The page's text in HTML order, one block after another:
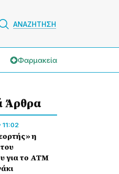
ΑΝΑΖΗΤΗΣΗ
Φαρμακεία
Άρθρα
11:02
η
για το ΑΤΜ